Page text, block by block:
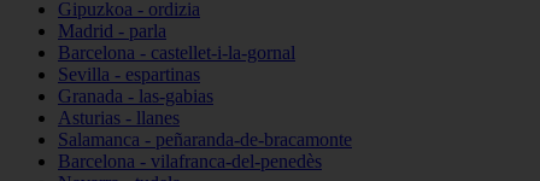
Gipuzkoa - ordizia
Madrid - parla
Barcelona - castellet-i-la-gornal
Sevilla - espartinas
Granada - las-gabias
Asturias - llanes
Salamanca - peñaranda-de-bracamonte
Barcelona - vilafranca-del-penedès